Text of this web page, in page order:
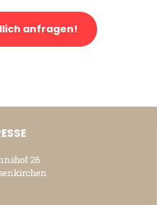
anfragen!
26